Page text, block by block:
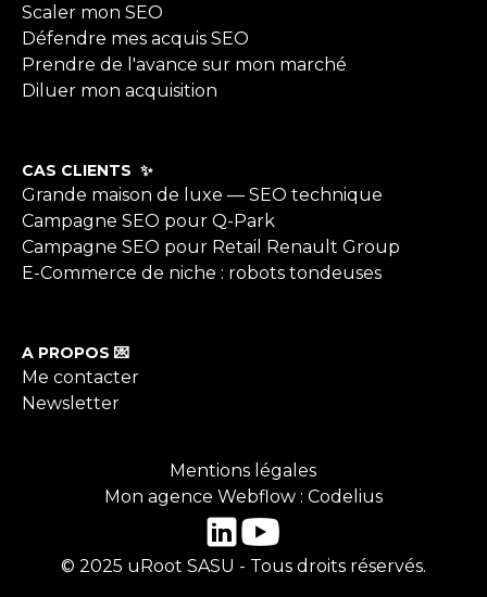
Scaler mon SEO
Défendre mes acquis SEO
Prendre de l'avance sur mon marché
Diluer mon acquisition
CAS CLIENTS ✨
Grande maison de luxe — SEO technique
Campagne SEO pour Q-Park
Campagne SEO pour Retail Renault Group
E-Commerce de niche : robots tondeuses
A PROPOS 💌
Me contacter
Newsletter
Mentions légales
Mon agence Webflow : Codelius
© 2025 uRoot SASU - Tous droits réservés.